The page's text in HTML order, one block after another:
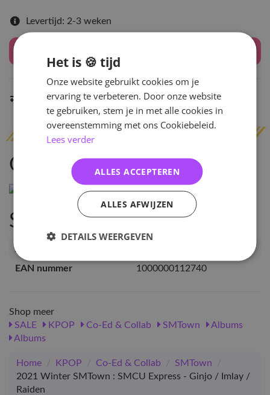
Levertijd: 2-3 weken
Indien op voorraadbinnen 2 werkdagenverzonden
Omschrijving
Specificaties
Artikelnummer
EAN nummer
1000000112740
Shop meer
SALE
KPOP Co-Ed & Collab SMTown
Albums
Albums
Home / KPOP / Co-Ed & Collab / SMTown
/
2021 Winter SMTown : SMCU Express - Ginjo / Imlay /
Raiden
Het is 🍪 tijd
Onze website gebruikt cookies om je
ervaring te verbeteren. Door onze website
te gebruiken, stem je in met alle cookies in
overeenstemming met ons Cookiebeleid.
Lees verder
ALLES ACCEPTEREN
ALLES AFWIJZEN
DETAILS WEERGEVEN